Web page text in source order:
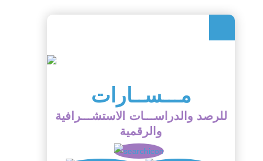
مـــســارات
للرصد والدراســـات الاستشـــرافية
والرقمية